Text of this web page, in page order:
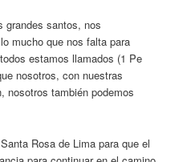
grandes santos, nos
mucho que nos falta para
estamos llamados (1 Pe
nosotros, con nuestras
nosotros también podemos
Rosa de Lima para que el